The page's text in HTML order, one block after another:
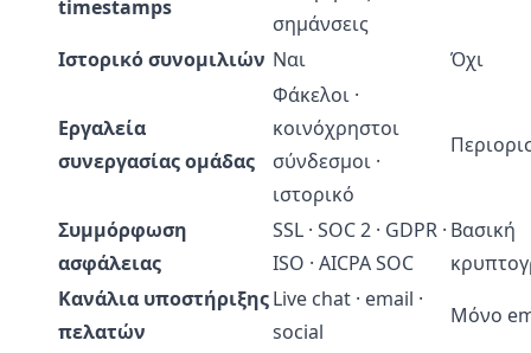
timestamps
σημάνσεις
Ιστορικό συνομιλιών Ναι Όχι
Εργαλεία
συνεργασίας ομάδας
Φάκελοι ·
κοινόχρηστοι
σύνδεσμοι ·
ιστορικό
Συμμόρφωση
ασφάλειας
SSL · SOC 2 · GDPR ·
ISO · AICPA SOC
Βασική
Κανάλια υποστήριξης
πελατών
Live chat · email ·
social
Μόνο